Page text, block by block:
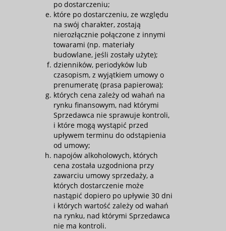
po dostarczeniu;
które po dostarczeniu, ze względu
na swój charakter, zostają
nierozłącznie połączone z innymi
towarami (np. materiały
budowlane, jeśli zostały użyte);
dzienników, periodyków lub
czasopism, z wyjątkiem umowy o
prenumeratę (prasa papierowa);
których cena zależy od wahań na
rynku finansowym, nad którymi
Sprzedawca nie sprawuje kontroli,
i które mogą wystąpić przed
upływem terminu do odstąpienia
od umowy;
napojów alkoholowych, których
cena została uzgodniona przy
zawarciu umowy sprzedaży, a
których dostarczenie może
nastąpić dopiero po upływie 30 dni
i których wartość zależy od wahań
na rynku, nad którymi Sprzedawca
nie ma kontroli.